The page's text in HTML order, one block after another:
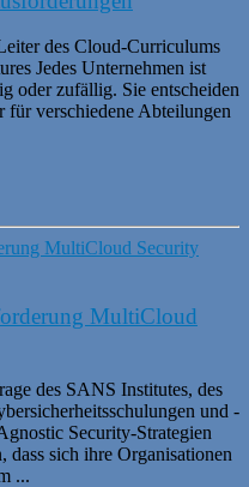
des Cloud-Curriculums
Jedes Unternehmen ist
oder zufällig. Sie entscheiden
für verschiedene Abteilungen
MultiCloud
des SANS Institutes, des
und -
Security-Strategien
dass sich ihre Organisationen
...